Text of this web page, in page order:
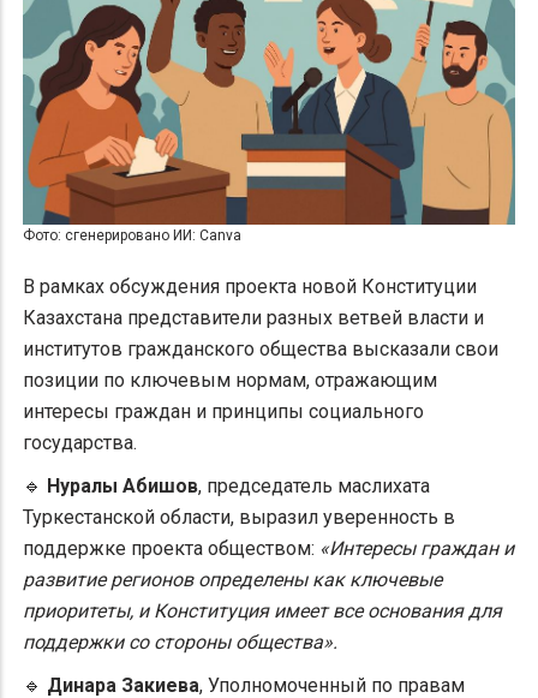
Фото: сгенерировано ИИ: Canva
В рамках обсуждения проекта новой Конституции
Казахстана представители разных ветвей власти и
институтов гражданского общества высказали свои
позиции по ключевым нормам, отражающим
интересы граждан и принципы социального
государства.
🔹 Нуралы Абишов, председатель маслихата
Туркестанской области, выразил уверенность в
поддержке проекта обществом: «Интересы граждан и
развитие регионов определены как ключевые
приоритеты, и Конституция имеет все основания для
поддержки со стороны общества».
🔹 Динара Закиева, Уполномоченный по правам